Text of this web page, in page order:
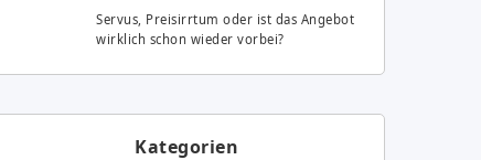
Servus, Preisirrtum oder ist das Angebot
wirklich schon wieder vorbei?
Kategorien